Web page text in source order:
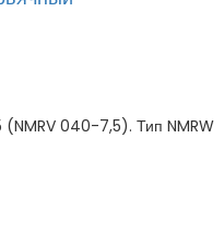
(NMRV 040-7,5). Тип NMRW